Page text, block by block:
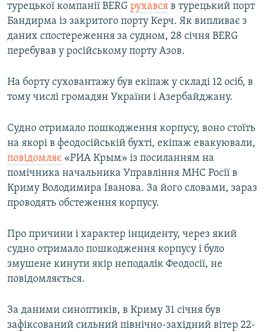
турецької компанії BERG рухався в турецький порт
Бандирма із закритого порту Керч. Як випливає з
даних спостереження за судном, 28 січня BERG
перебував у російському порту Азов.
На борту суховантажу був екіпаж у складі 12 осіб, в
тому числі громадян України і Азербайджану.
Судно отримало пошкодження корпусу, воно стоїть
на якорі в феодосійській бухті, екіпаж евакуювали,
повідомляє «РИА Крым» із посиланням на
помічника начальника Управління МНС Росії в
Криму Володимира Іванова. За його словами, зараз
проводять обстеження корпусу.
Про причини і характер інциденту, через який
судно отримало пошкодження корпусу і було
змушене кинути якір неподалік Феодосії, не
повідомляється.
За даними синоптиків, в Криму 31 січня був
зафіксований сильний північно-західний вітер 22-